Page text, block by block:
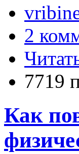
2
7719
Как